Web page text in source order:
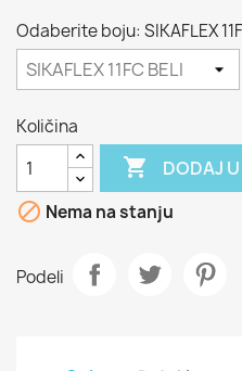
Odaberite boju: SIKAFLEX
Količina
 DODAJ
 Nema na stanju
Podeli